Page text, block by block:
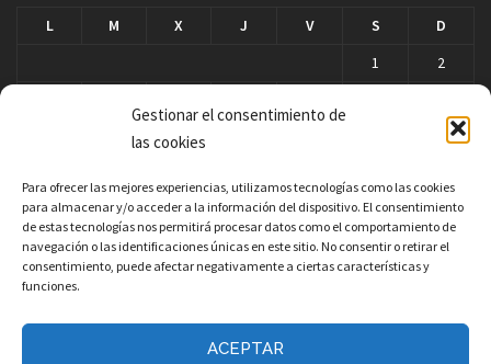
Gestionar el consentimiento de
las cookies
Para ofrecer las mejores experiencias, utilizamos tecnologías como las cookies
para almacenar y/o acceder a la información del dispositivo. El consentimiento
de estas tecnologías nos permitirá procesar datos como el comportamiento de
navegación o las identificaciones únicas en este sitio. No consentir o retirar el
consentimiento, puede afectar negativamente a ciertas características y
funciones.
ACEPTAR
L M X J V S
D
1
2
12
16
24
25 26 27 28 29
30
31
« Mar